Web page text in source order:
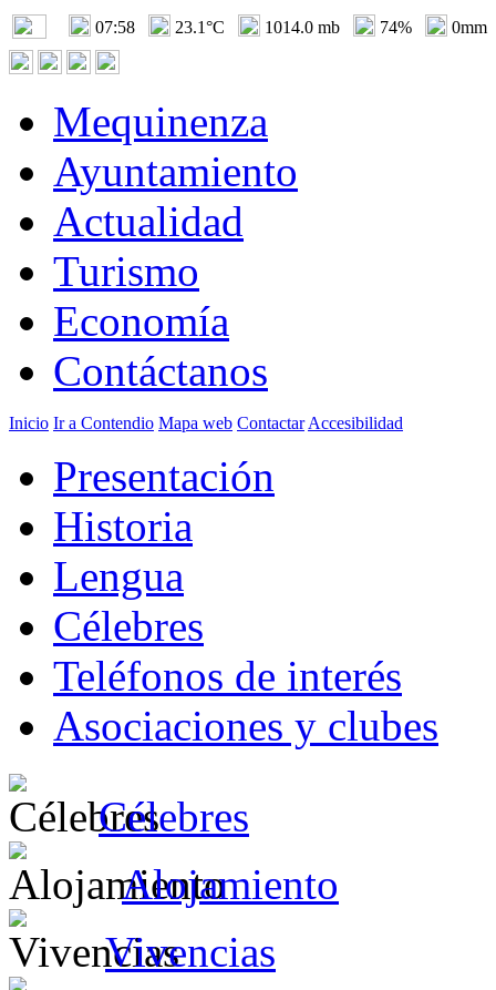
07:58 23.1°C 1014.0 mb 74% 0mm
Mequinenza
Ayuntamiento
Actualidad
Turismo
Economía
Contáctanos
Inicio Ir a Contendio Mapa web Contactar Accesibilidad
Presentación
Historia
Lengua
Célebres
Teléfonos de interés
Asociaciones y clubes
Célebres
Alojamiento
Vivencias